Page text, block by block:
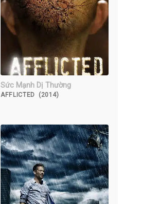
Sức Mạnh Dị Thường
AFFLICTED (2014)